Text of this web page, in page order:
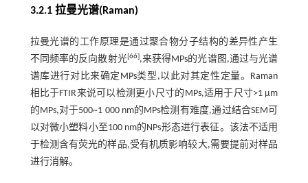
3.2.1 拉曼光谱(Raman)
拉曼光谱的工作原理是通过聚合物分子结构的差异性产生
不同频率的反向散射光[66],来获得MPs的光谱图,通过与光谱
谱库进行对比来确定MPs类型,以此对其定性定量。Raman
相比于FTIR来说可以检测更小尺寸的MPs,适用于尺寸>1 μm
的MPs,对于500~1 000 nm的MPs检测有难度,通过结合SEM可
以对微小塑料小至100 nm的NPs形态进行表征。该法不适用
于检测含有荧光的样品,受有机质影响较大,需要提前对样品
进行消解。